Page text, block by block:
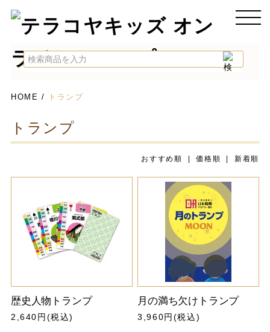
HOME / トランプ
トランプ
おすすめ順 |価格順 |新着順
歴史人物トランプ
2,640円(税込)
月の満ち欠けトランプ
3,960円(税込)